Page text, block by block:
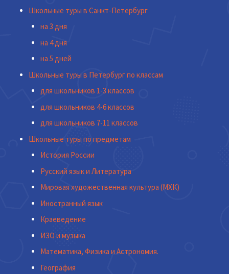
Школьные туры в Санкт-Петербург
на 3 дня
на 4 дня
на 5 дней
Школьные туры в Петербург по классам
для школьников 1-3 классов
для школьников 4-6 классов
для школьников 7-11 классов
Школьные туры по предметам
История России
Русский язык и Литература
Мировая художественная культура (МХК)
Иностранный язык
Краеведение
ИЗО и музыка
Математика, Физика и Астрономия.
География